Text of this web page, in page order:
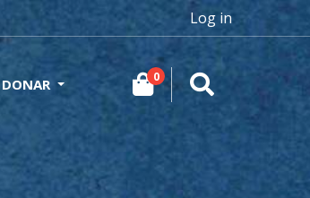
Log in
DONAR 0